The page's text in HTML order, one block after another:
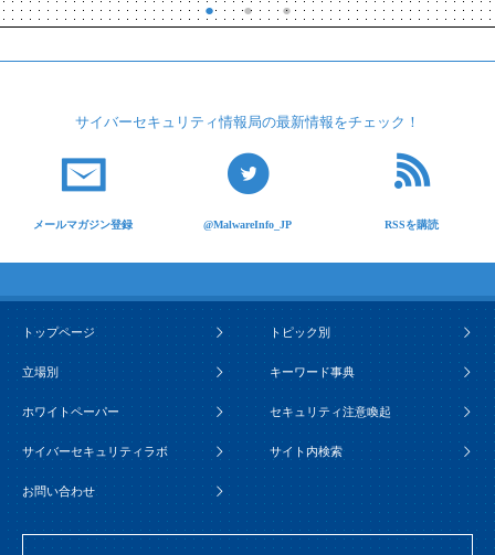
サイバーセキュリティ情報局の最新情報をチェック！
メールマガジン登録 @MalwareInfo_JP RSSを購読
トップページ トピック別
立場別 キーワード事典
ホワイトペーパー セキュリティ注意喚起
サイバーセキュリティラボ サイト内検索
お問い合わせ